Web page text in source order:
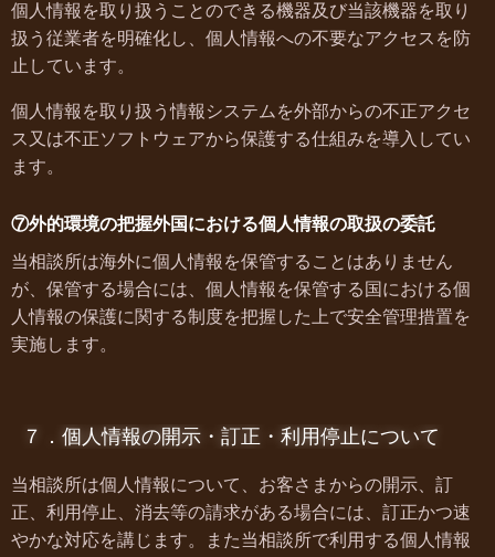
個人情報を取り扱うことのできる機器及び当該機器を取り
扱う従業者を明確化し、個人情報への不要なアクセスを防
止しています。
個人情報を取り扱う情報システムを外部からの不正アクセ
ス又は不正ソフトウェアから保護する仕組みを導入してい
ます。
⑦外的環境の把握外国における個人情報の取扱の委託
当相談所は海外に個人情報を保管することはありません
が、保管する場合には、個人情報を保管する国における個
人情報の保護に関する制度を把握した上で安全管理措置を
実施します。
７．個人情報の開示・訂正・利用停止について
当相談所は個人情報について、お客さまからの開示、訂
正、利用停止、消去等の請求がある場合には、訂正かつ速
やかな対応を講じます。また当相談所で利用する個人情報